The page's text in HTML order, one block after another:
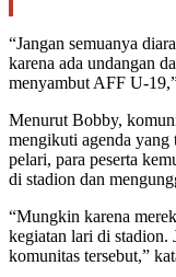
“Jangan semuanya
karena ada undangan
menyambut AFF U-
Menurut Bobby,
mengikuti agenda yang
pelari, para peserta
di stadion dan
“Mungkin karena
kegiatan lari di stadion.
komunitas tersebut,”